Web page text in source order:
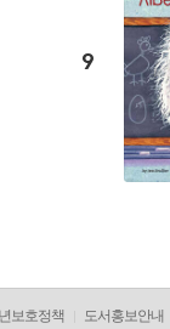
9
보호정책 도서홍보안내